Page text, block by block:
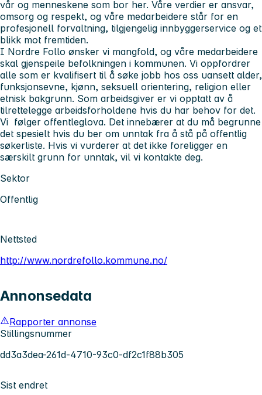
vår og menneskene som bor her. Våre verdier er ansvar,
omsorg og respekt, og våre medarbeidere står for en
profesjonell forvaltning, tilgjengelig innbyggerservice og et
blikk mot fremtiden.
I Nordre Follo ønsker vi mangfold, og våre medarbeidere
skal gjenspeile befolkningen i kommunen. Vi oppfordrer
alle som er kvalifisert til å søke jobb hos oss uansett alder,
funksjonsevne, kjønn, seksuell orientering, religion eller
etnisk bakgrunn. Som arbeidsgiver er vi opptatt av å
tilrettelegge arbeidsforholdene hvis du har behov for det.
Vi følger offentleglova. Det innebærer at du må begrunne
det spesielt hvis du ber om unntak fra å stå på offentlig
søkerliste. Hvis vi vurderer at det ikke foreligger en
særskilt grunn for unntak, vil vi kontakte deg.
Sektor
Offentlig
Nettsted
http://www.nordrefollo.kommune.no/
Annonsedata
Rapporter annonse
Stillingsnummer
dd3a3dea-261d-4710-93c0-df2c1f88b305
Sist endret